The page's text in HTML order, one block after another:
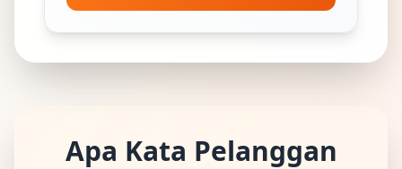
Apa Kata Pelanggan